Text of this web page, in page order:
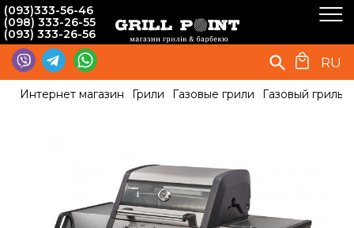
(093)333-56-46
(098) 333-26-55
(093) 333-26-56
RU
Интернет магазин Грили Газовые грили Газовый гриль